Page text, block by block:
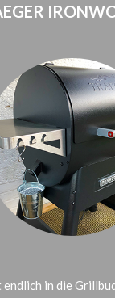
in die